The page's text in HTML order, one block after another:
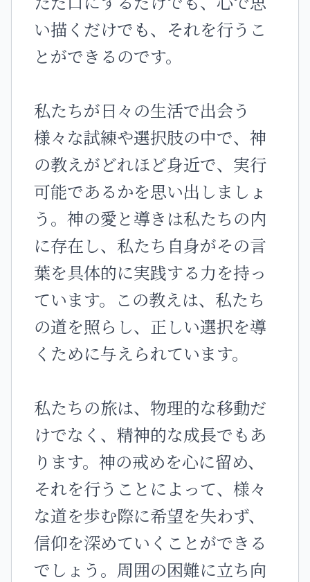
い描くだけでも、それを行うこ
とができるのです。
私たちが日々の生活で出会う
様々な試練や選択肢の中で、神
の教えがどれほど身近で、実行
可能であるかを思い出しましょ
う。神の愛と導きは私たちの内
に存在し、私たち自身がその言
葉を具体的に実践する力を持っ
ています。この教えは、私たち
の道を照らし、正しい選択を導
くために与えられています。
私たちの旅は、物理的な移動だ
けでなく、精神的な成長でもあ
ります。神の戒めを心に留め、
それを行うことによって、様々
な道を歩む際に希望を失わず、
信仰を深めていくことができる
でしょう。周囲の困難に立ち向